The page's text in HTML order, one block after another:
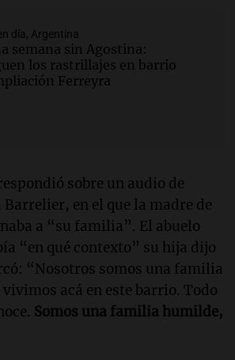
día, Argentina
semana sin Agostina:
los rastrillajes en barrio
Ferreyra
sobre un audio de
en el que la madre de
a “su familia”. El abuelo
“en qué contexto” su hija dijo
“Nosotros somos una familia
vivimos acá en este barrio. Todo
Somos una familia humilde,